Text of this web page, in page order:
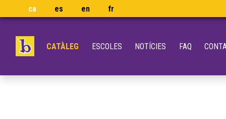
ca es en fr
CATÀLEG ESCOLES NOTÍCIES FAQ